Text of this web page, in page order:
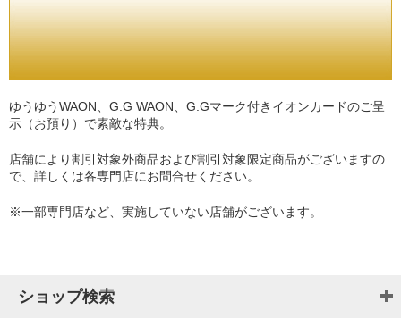
ゆうゆうWAON、G.G WAON、G.Gマーク付きイオンカードのご呈
示（お預り）で素敵な特典。
店舗により割引対象外商品および割引対象限定商品がございますの
で、詳しくは各専門店にお問合せください。
※一部専門店など、実施していない店舗がございます。
ショップ検索